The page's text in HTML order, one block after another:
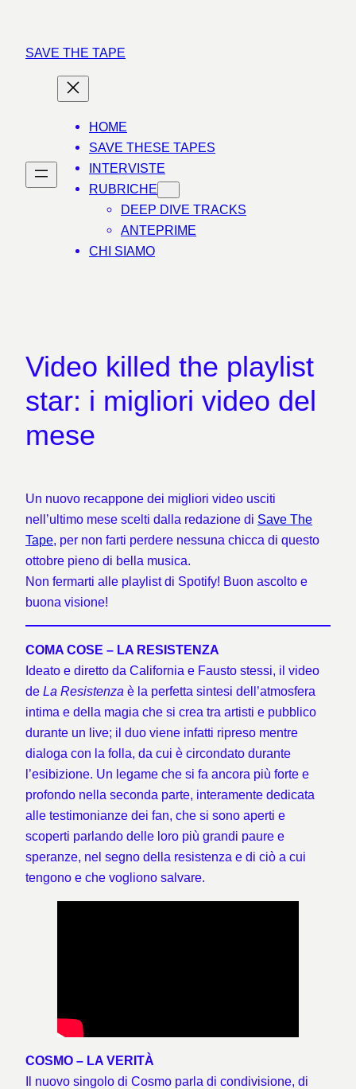
contenuto
SAVE THE TAPE
HOME
SAVE THESE TAPES
INTERVISTE
RUBRICHE
DEEP DIVE TRACKS
ANTEPRIME
CHI SIAMO
Video killed the playlist
star: i migliori video del
mese
Un nuovo recappone dei migliori video usciti
nell’ultimo mese scelti dalla redazione di Save The
Tape, per non farti perdere nessuna chicca di questo
ottobre pieno di bella musica.
Non fermarti alle playlist di Spotify! Buon ascolto e
buona visione!
COMA COSE – LA RESISTENZA
Ideato e diretto da California e Fausto stessi, il video
de La Resistenza è la perfetta sintesi dell’atmosfera
intima e della magia che si crea tra artisti e pubblico
durante un live; il duo viene infatti ripreso mentre
dialoga con la folla, da cui è circondato durante
l’esibizione. Un legame che si fa ancora più forte e
profondo nella seconda parte, interamente dedicata
alle testimonianze dei fan, che si sono aperti e
scoperti parlando delle loro più grandi paure e
speranze, nel segno della resistenza e di ciò a cui
tengono e che vogliono salvare.
COSMO – LA VERITÀ
Il nuovo singolo di Cosmo parla di condivisione, di